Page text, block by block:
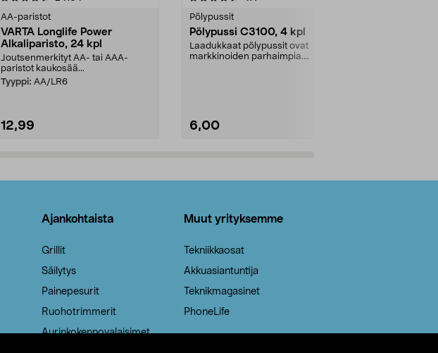
AA-paristot
VARTA Longlife Power
Alkaliparisto, 24 kpl
Joutsenmerkityt AA- tai AAA-
paristot kaukosää...
Tyyppi: AA/LR6
12,99
Pölypussit
Pölypussi C3100, 4 kpl
Laadukkaat pölypussit ovat
markkinoiden parhaimpia.
6,00
Ajankohtaista
Grillit
Säilytys
Painepesurit
Ruohotrimmerit
Aurinkokennovalaisimet
Muut yrityksemme
Tekniikkaosat
Akkuasiantuntija
Teknikmagasinet
PhoneLife